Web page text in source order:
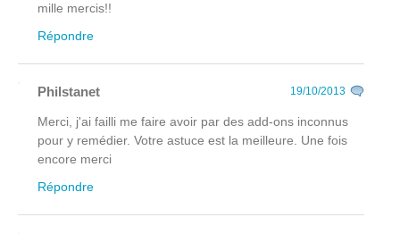
mille mercis!!
Répondre
Philstanet 19/10/2013
Merci, j'ai failli me faire avoir par des add-ons inconnus
pour y remédier. Votre astuce est la meilleure. Une fois
encore merci
Répondre